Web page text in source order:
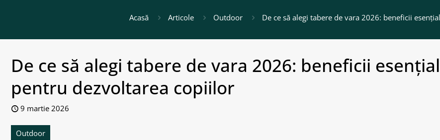
Acasă Articole Outdoor De ce să alegi tabere de vara 2026: beneficii
De ce să alegi tabere de vara 2026: beneficii
pentru dezvoltarea copiilor
9 martie 2026
Outdoor